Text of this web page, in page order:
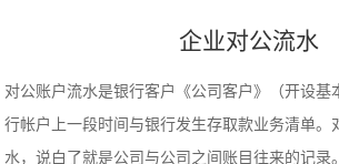
企业对公流水
对公账户流水是银行客户《公司客户》（开设基
行帐户上一段时间与银行发生存取款业务清单。
水，说白了就是公司与公司之间账目往来的记录